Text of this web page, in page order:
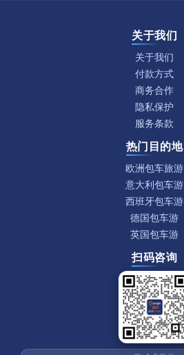
关于我们
关于我们
付款方式
商务合作
隐私保护
服务条款
热门目的地
欧洲包车旅游
意大利包车游
西班牙包车游
德国包车游
英国包车游
扫码咨询